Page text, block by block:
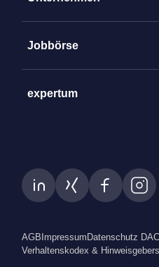
Jobbörse
expertum
AGB Impressum Datenschutz
Verhaltenskodex &